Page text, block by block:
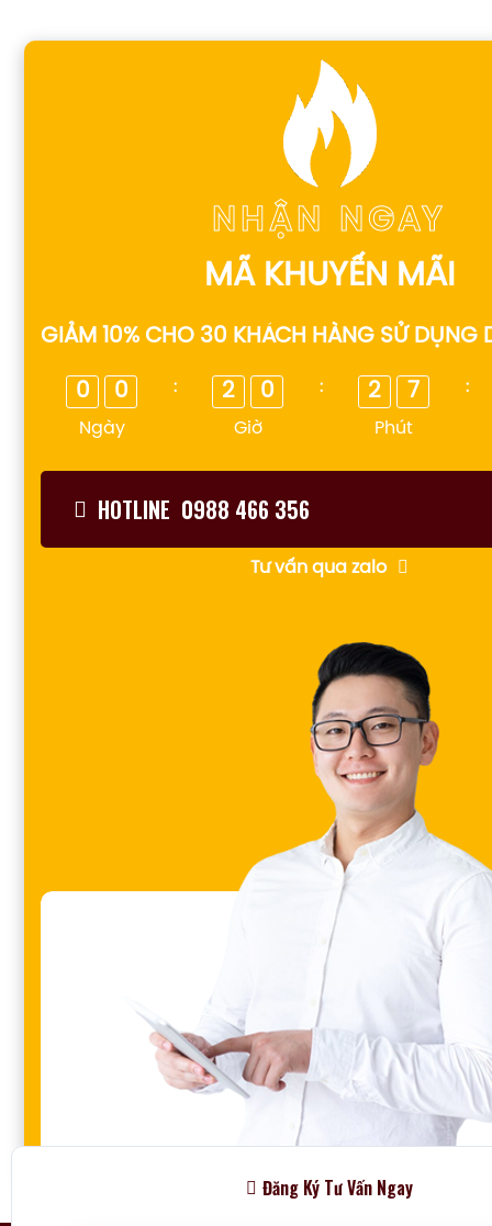
NHẬN NGAY
MÃ KHUYẾN MÃI
GIẢM 10% CHO 30 KHÁCH HÀNG SỬ DỤNG
0 0
Ngày
: 2 0
Giờ
: 2 7
Phút
:
HOTLINE 0988 466 356
Tư vấn qua zalo
Đăng Ký Tư Vấn Ngay